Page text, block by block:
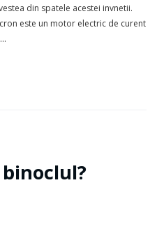
din spatele acestei invnetii.
este un motor electric de curent